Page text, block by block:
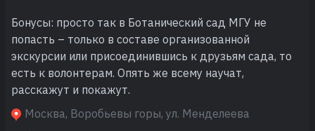
Бонусы: просто так в Ботанический сад МГУ не
попасть – только в составе организованной
экскурсии или присоединившись к друзьям сада, то
есть к волонтерам. Опять же всему научат,
расскажут и покажут.
Москва, Воробьевы горы, ул. Менделеева